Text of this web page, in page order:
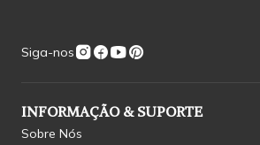
Siga-nos
INFORMAÇÃO & SUPORTE
Sobre Nós